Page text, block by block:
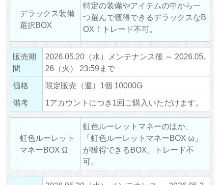
デラックス装備
選択BOX
特定の装備やアイテムの中から一
つ選んで獲得できるデラックスなB
OX！トレード不可。
販売期
間
2026.05.20（水）メンテナンス後 ～ 2026.05.
26（火） 23:59まで
価格
限定販売（週）1個 10000G
備考
1アカウントにつき1回ご購入いただけます。
虹色ルーレット
マネーBOX Ω
虹色ルーレットマネーのほか、
「虹色ルーレットマネーBOX ω」
が獲得できるBOX。トレード不
可。